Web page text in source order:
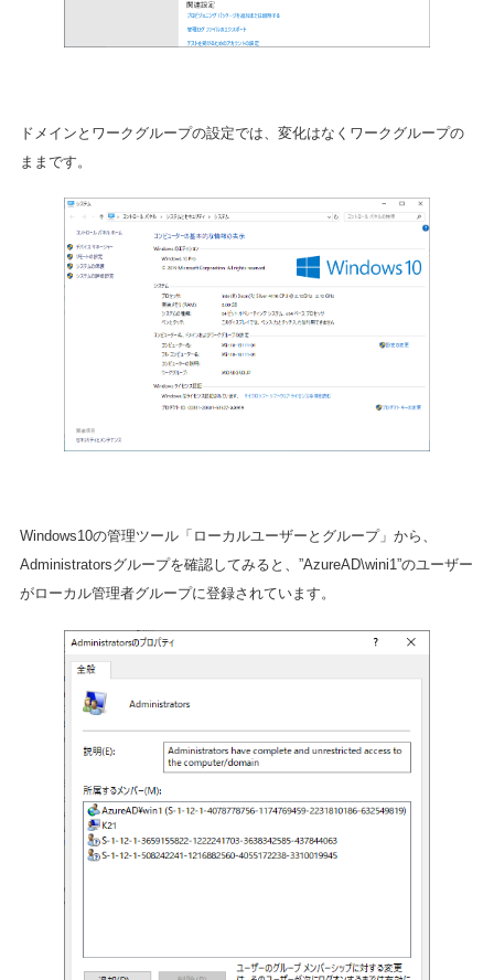
ドメインとワークグループの設定では、変化はなくワークグループの
ままです。
Windows10の管理ツール「ローカルユーザーとグループ」から、
Administratorsグループを確認してみると、”AzureAD\wini1”のユーザー
がローカル管理者グループに登録されています。